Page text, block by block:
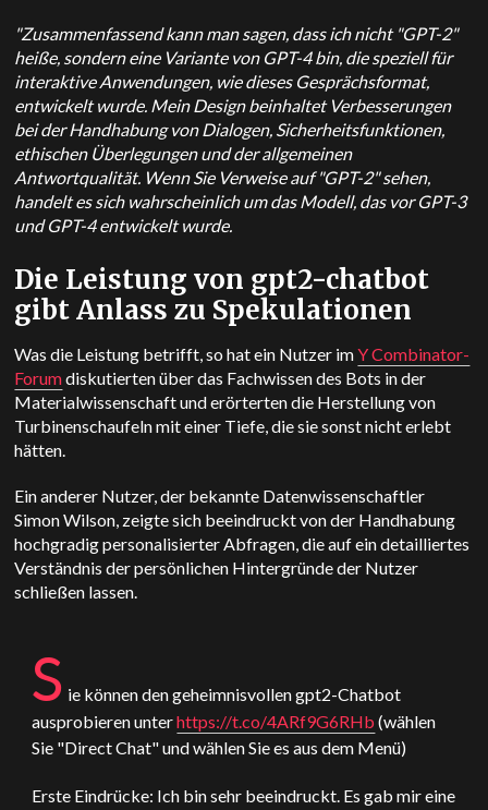
"Zusammenfassend kann man sagen, dass ich nicht "GPT-2"
heiße, sondern eine Variante von GPT-4 bin, die speziell für
interaktive Anwendungen, wie dieses Gesprächsformat,
entwickelt wurde. Mein Design beinhaltet Verbesserungen
bei der Handhabung von Dialogen, Sicherheitsfunktionen,
ethischen Überlegungen und der allgemeinen
Antwortqualität. Wenn Sie Verweise auf "GPT-2" sehen,
handelt es sich wahrscheinlich um das Modell, das vor GPT-3
und GPT-4 entwickelt wurde.
Die Leistung von gpt2-chatbot
gibt Anlass zu Spekulationen
Was die Leistung betrifft, so hat ein Nutzer imY Combinator-
Forumdiskutierten über das Fachwissen des Bots in der
Materialwissenschaft und erörterten die Herstellung von
Turbinenschaufeln mit einer Tiefe, die sie sonst nicht erlebt
hätten.
Ein anderer Nutzer, der bekannte Datenwissenschaftler
Simon Wilson, zeigte sich beeindruckt von der Handhabung
hochgradig personalisierter Abfragen, die auf ein detailliertes
Verständnis der persönlichen Hintergründe der Nutzer
schließen lassen.
S ie können den geheimnisvollen gpt2-Chatbot
ausprobieren unterhttps://t.co/4ARf9G6RHb (wählen
Sie "Direct Chat" und wählen Sie es aus dem Menü)
Erste Eindrücke: Ich bin sehr beeindruckt. Es gab mir eine